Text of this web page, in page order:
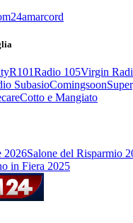
R101Radio 105Virgin
SubasioComingsoon
Cotto e Mangiato
2026Salone del Risparmio
in Fiera 2025